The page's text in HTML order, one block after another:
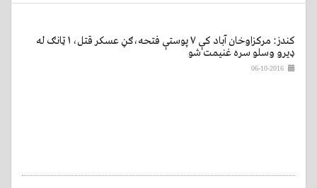
کندز: مرکزاوخان آباد کې ۷ پوستې فتحه،ګڼ عسکر قتل، ۱ ټانګ له
ډیرو وسلو سره غنیمت شو
06-10-2016